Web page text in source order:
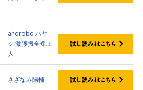
ahorobo ハヤ
シ 激腰振全裸上
人
さざなみ陽輔